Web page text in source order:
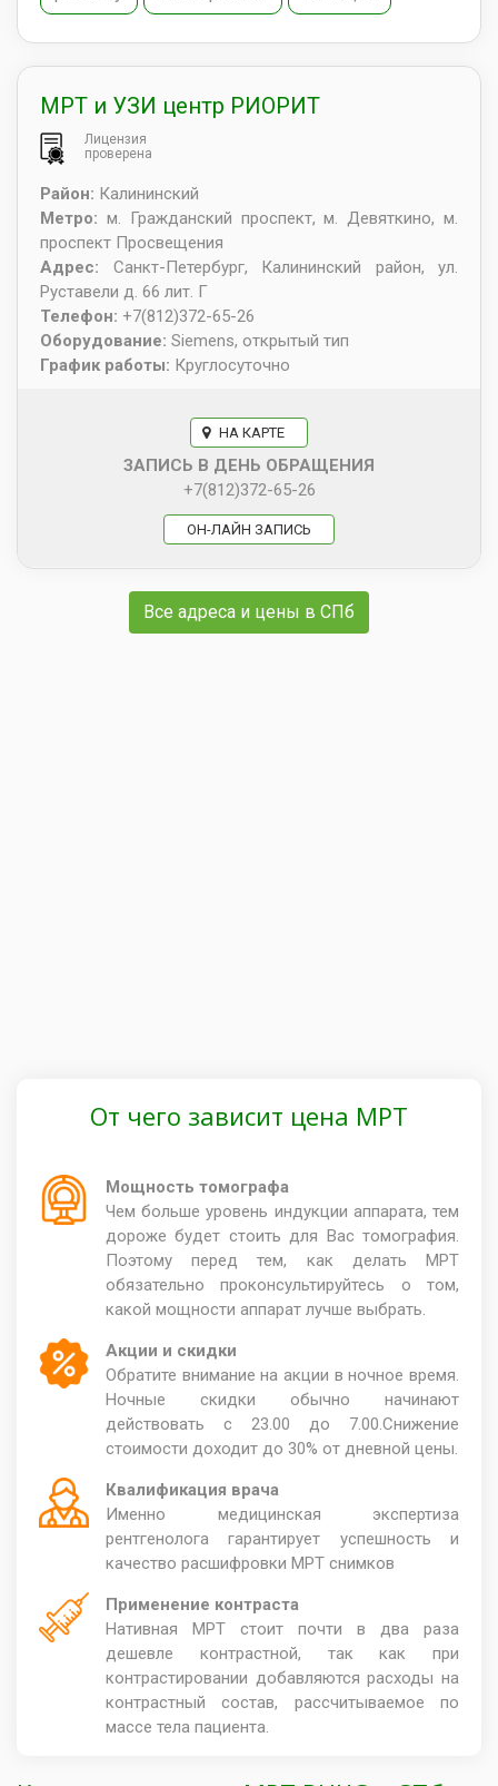
МРТ и УЗИ центр РИОРИТ
Лицензия
проверена
Район: Калининский
Метро: м. Гражданский проспект, м. Девяткино, м.
проспект Просвещения
Адрес: Санкт-Петербург, Калининский район, ул.
Руставели д. 66 лит. Г
Телефон: +7(812)372-65-26
Оборудование: Siemens, открытый тип
График работы: Круглосуточно
НА КАРТЕ
ЗАПИСЬ В ДЕНЬ ОБРАЩЕНИЯ
+7(812)372-65-26
ОН-ЛАЙН ЗАПИСЬ
Все адреса и цены в СПб
От чего зависит цена МРТ
Мощность томографа
Чем больше уровень индукции аппарата, тем
дороже будет стоить для Вас томография.
Поэтому перед тем, как делать МРТ
обязательно проконсультируйтесь о том,
какой мощности аппарат лучше выбрать.
Акции и скидки
Обратите внимание на акции в ночное время.
Ночные скидки обычно начинают
действовать с 23.00 до 7.00.Снижение
стоимости доходит до 30% от дневной цены.
Квалификация врача
Именно медицинская экспертиза
рентгенолога гарантирует успешность и
качество расшифровки МРТ снимков
Применение контраста
Нативная МРТ стоит почти в два раза
дешевле контрастной, так как при
контрастировании добавляются расходы на
контрастный состав, рассчитываемое по
массе тела пациента.